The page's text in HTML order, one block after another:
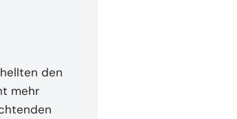
den
mehr